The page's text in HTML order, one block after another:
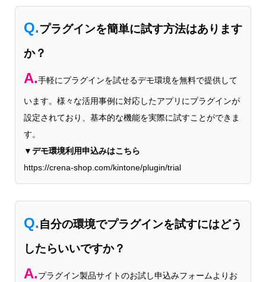
Q.プラグインを簡単に試す方法はあります
か？
A.手軽にプラグインを試せるデモ環境を無料で提供して
います。様々な活用事例に対応したアプリにプラグインが
設定されており、基本的な機能を実際に試すことができま
す。
▼デモ環境利用申込みはこちら
https://crena-shop.com/kintone/plugin/trial
Q.自分の環境でプラグインを試すにはどう
したらいいですか？
A.プラグイン製品サイトのお試し申込みフォームよりお